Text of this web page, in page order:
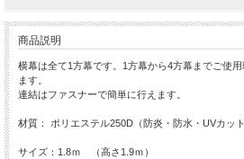
商品説明
横幕は全て1方幕です。1方幕から4方幕までご使
ます。
連結はファスナーで簡単に行えます。
材質： ポリエステル250D（防炎・防水・UVカット
サイズ：1.8ｍ （高さ1.9ｍ）